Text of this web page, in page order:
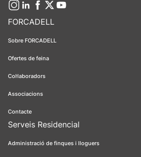
FORCADELL
Sobre FORCADELL
Ofertes de feina
Col·laboradors
Associacions
Contacte
Serveis Residencial
Administració de finques i lloguers